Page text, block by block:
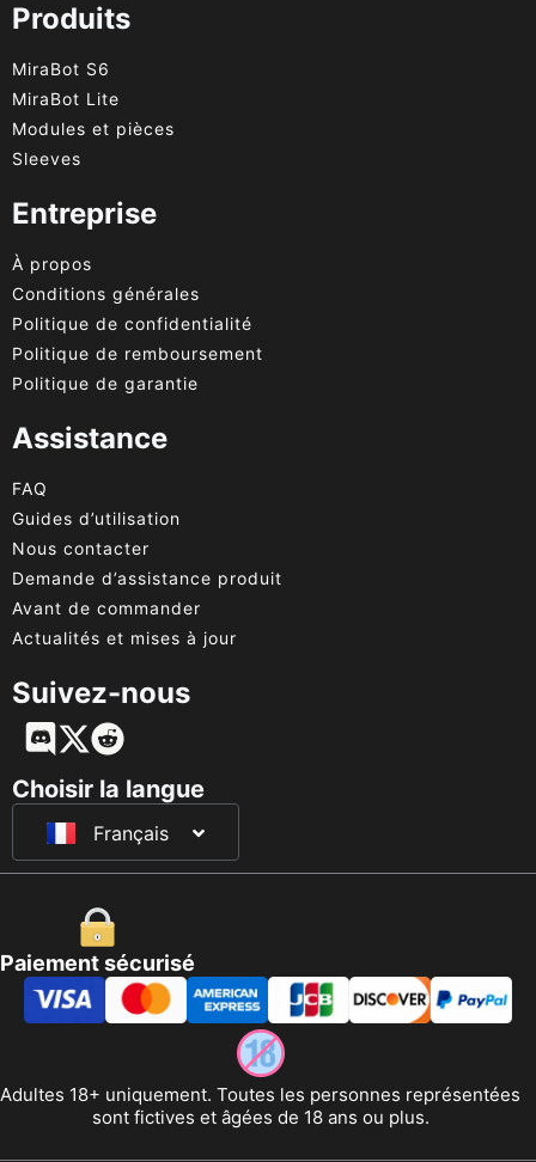
Produits
MiraBot S6
MiraBot Lite
Modules et pièces
Sleeves
Entreprise
À propos
Conditions générales
Politique de confidentialité
Politique de remboursement
Politique de garantie
Assistance
FAQ
Guides d’utilisation
Nous contacter
Demande d’assistance produit
Avant de commander
Actualités et mises à jour
Suivez-nous
Choisir la langue
Français
English
Deutsch
日本語
Paiement sécurisé
Adultes 18+ uniquement. Toutes les personnes représentées
sont fictives et âgées de 18 ans ou plus.